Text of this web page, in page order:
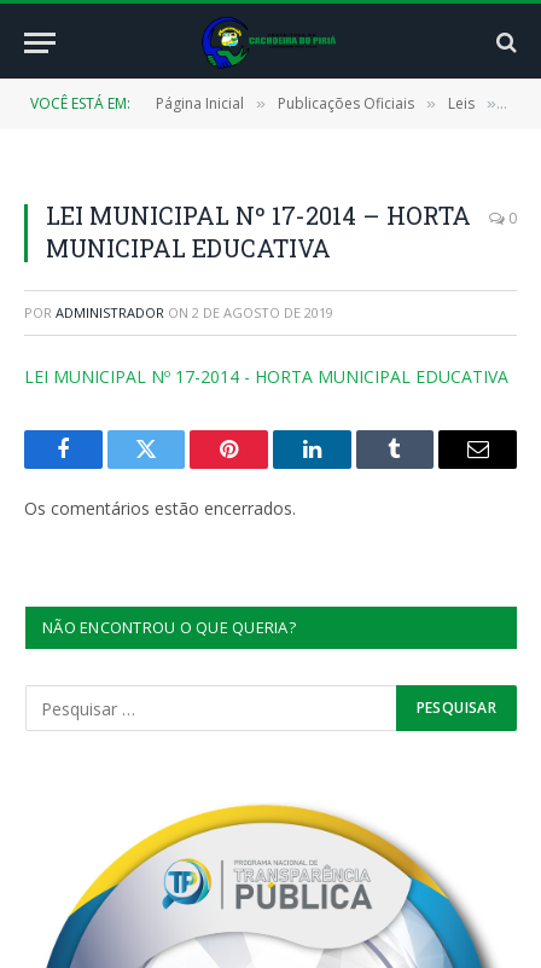
VOCÊ ESTÁ EM: Página Inicial » Publicações Oficiais » Leis »
LEI MUNICIPAL Nº 17-2014 – HORTA
MUNICIPAL EDUCATIVA
0
POR ADMINISTRADOR ON 2 DE AGOSTO DE 2019
LEI MUNICIPAL Nº 17-2014 - HORTA MUNICIPAL EDUCATIVA
FacebookTwitter Pinterest LinkedInTumblr
E-
Os comentários estão encerrados.
NÃO ENCONTROU O QUE QUERIA?